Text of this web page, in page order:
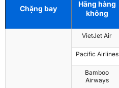
Chặng bay
Hãng hàng
không
VietJet Air
Pacific Airlines
Bamboo
Airways